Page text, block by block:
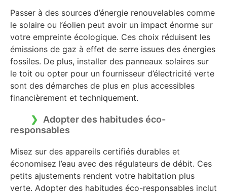
Passer à des sources d’énergie renouvelables comme
le solaire ou l’éolien peut avoir un impact énorme sur
votre empreinte écologique. Ces choix réduisent les
émissions de gaz à effet de serre issues des énergies
fossiles. De plus, installer des panneaux solaires sur
le toit ou opter pour un fournisseur d’électricité verte
sont des démarches de plus en plus accessibles
financièrement et techniquement.
Adopter des habitudes éco-
responsables
Misez sur des appareils certifiés durables et
économisez l’eau avec des régulateurs de débit. Ces
petits ajustements rendent votre habitation plus
verte. Adopter des habitudes éco-responsables inclut